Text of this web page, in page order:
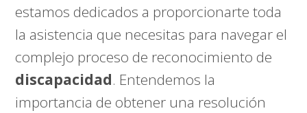
estamos dedicados a proporcionarte toda
la asistencia que necesitas para navegar el
complejo proceso de reconocimiento de
discapacidad. Entendemos la
importancia de obtener una resolución